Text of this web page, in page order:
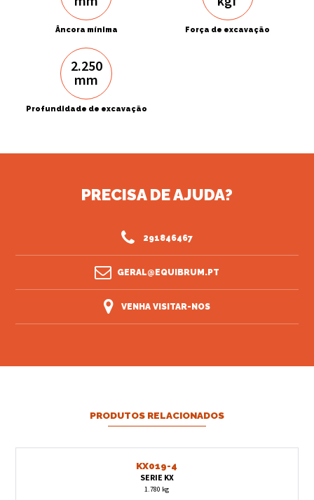
Âncora mínima Força de excavação
2.250
mm
Profundidade de excavação
PRECISA DE AJUDA?
291846467
GERAL@EQUIBRUM.PT
VENHA VISITAR-NOS
PRODUTOS RELACIONADOS
KX019-4
SERIE KX
1.780 kg